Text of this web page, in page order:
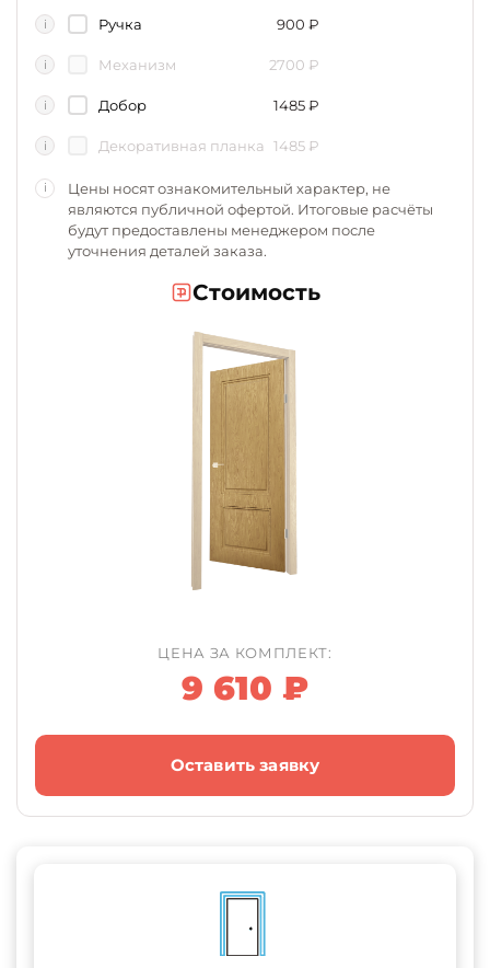
i Ручка 900 ₽
i Механизм 2700 ₽
i Добор 1485₽
i Декоративная планка 1485 ₽
i
Цены носят ознакомительный характер, не
являются публичной офертой. Итоговые расчёты
будут предоставлены менеджером после
уточнения деталей заказа.
Стоимость
ЦЕНА ЗА КОМПЛЕКТ:
9 610 ₽
Оставить заявку